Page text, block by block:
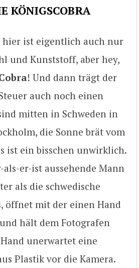
KÖNIGSCOBRA
hier ist eigentlich auch nur
und Kunststoff, aber hey,
! Und dann trägt der
auch noch einen
mitten in Schweden in
die Sonne brät vom
ist ein bisschen unwirklich.
er-ist aussehende Mann
als die schwedische
öffnet mit der einen Hand
hält dem Fotografen
unerwartet eine
Plastik vor die Kamera.